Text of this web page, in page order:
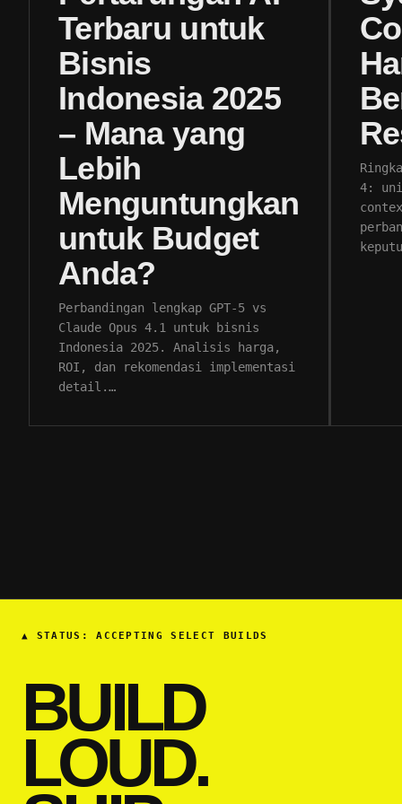
Terbaru untuk
Bisnis
Indonesia 2025
– Mana yang
Lebih
Menguntungkan
untuk Budget
Anda?
Perbandingan lengkap GPT-5 vs
Claude Opus 4.1 untuk bisnis
Indonesia 2025. Analisis harga,
ROI, dan rekomendasi implementasi
detail.…
4:
▲ STATUS: ACCEPTING SELECT BUILDS
BUILD
LOUD.